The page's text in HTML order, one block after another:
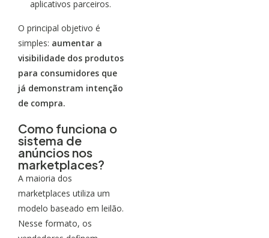
aplicativos parceiros.
O principal objetivo é
simples: aumentar a
visibilidade dos produtos
para consumidores que
já demonstram intenção
de compra.
Como funciona o
sistema de
anúncios nos
marketplaces?
A maioria dos
marketplaces utiliza um
modelo baseado em leilão.
Nesse formato, os